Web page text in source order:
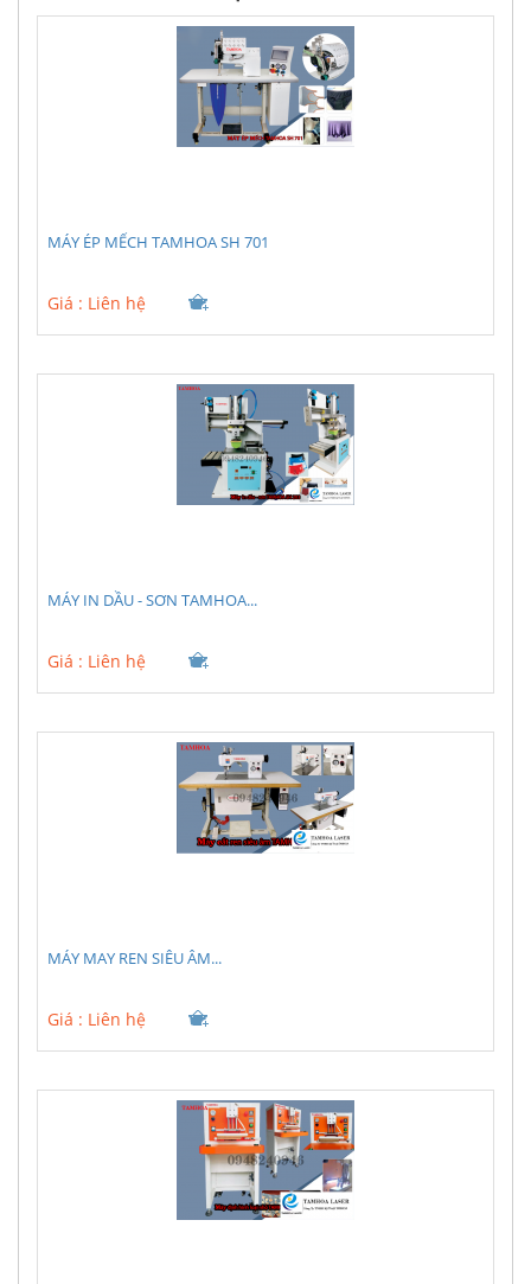
MÁY ÉP MẾCH TAMHOA SH 701
Giá : Liên hệ
MÁY IN DẦU - SƠN TAMHOA...
Giá : Liên hệ
MÁY MAY REN SIÊU ÂM...
Giá : Liên hệ